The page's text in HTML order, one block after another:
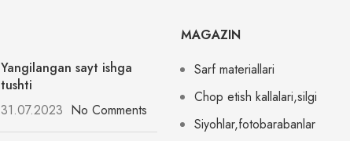
Yangilangan sayt ishga
tushti
31.07.2023 No Comments
MAGAZIN
Sarf materiallari
Chop etish kallalari,silgi
Siyohlar,fotobarabanlar